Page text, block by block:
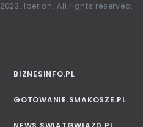
Iberion. All rights reserved.
BIZNESINFO.PL
GOTOWANIE.SMAKOSZE.PL